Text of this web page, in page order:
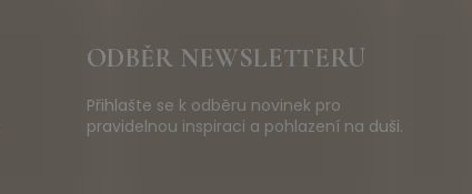
ODBĚR NEWSLETTERU
Přihlašte se k odběru novinek pro
pravidelnou inspiraci a pohlazení na duši.